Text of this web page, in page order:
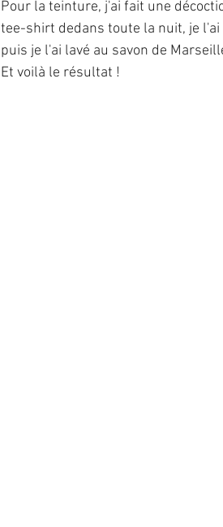
Pour la teinture, j'ai fait une
tee-shirt dedans toute la nuit, je
puis je l'ai lavé au savon de
Et voilà le résultat !